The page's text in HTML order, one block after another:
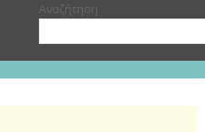
Αναζήτηση